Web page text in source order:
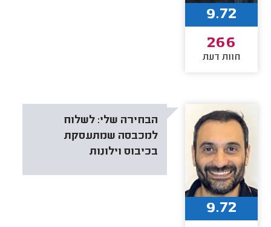
9.72
266
חוות דעת
הבחירה שלי: לשלוח
למכבסה שמתעסקת
בכיבוס וילונות
9.72